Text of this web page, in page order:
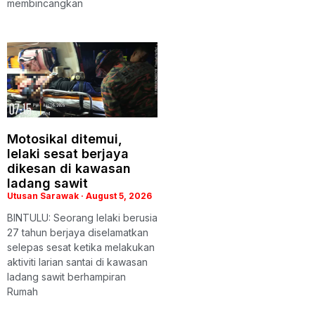
membincangkan
Motosikal ditemui,
lelaki sesat berjaya
dikesan di kawasan
ladang sawit
Utusan Sarawak August 5, 2026
BINTULU: Seorang lelaki berusia
27 tahun berjaya diselamatkan
selepas sesat ketika melakukan
aktiviti larian santai di kawasan
ladang sawit berhampiran
Rumah